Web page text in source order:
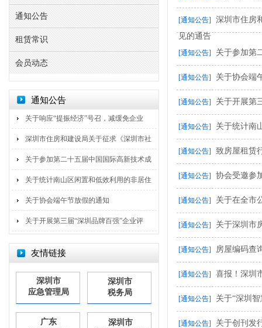
广东
深圳市
通知公告
关于响应“提振经济”号召，减缓免企业
深圳市住房和建设局关于征求《深圳市社
关于参加第二十五届中国国际高新技术成
关于统计南山区闲置和低效利用的非居住
关于协会端午节放假的通知
关于开展第三届“深圳品牌百强”企业评
通知公告
租赁常识
会员动态
友情链接
深圳市
税务局
深圳市
应急管理局
[通知公告]
深圳市住房
见的通告
[通知公告] 关于参加第
[通知公告] 关于协会端
[通知公告] 关于开展第
[通知公告] 关于统计南
[通知公告] 致房屋租赁
[通知公告] 协会受邀参
[通知公告] 关于在全市
[通知公告] 关于深圳市
[通知公告] 房屋编码查
[通知公告] 喜报！深圳
[通知公告] 关于“深圳
[通知公告] 关于创刊发